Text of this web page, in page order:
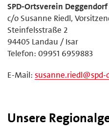
SPD-Ortsverein Deggendorf
c/o Susanne Riedl,
Steinfelsstraße 2
94405 Landau / Isar
Telefon: 09951 6959883
E-Mail:
Unsere